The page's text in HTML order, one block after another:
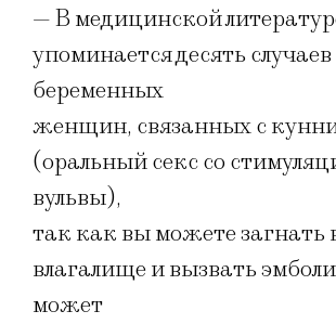
— В медицинской
упоминается десять
беременных
женщин, связанных с
(оральный секс со
вульвы),
так как вы можете загнать
влагалище и вызвать
может